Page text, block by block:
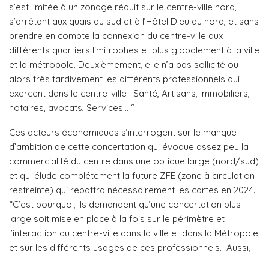
s’est limitée à un zonage réduit sur le centre-ville nord,
s’arrêtant aux quais au sud et à l’Hôtel Dieu au nord, et sans
prendre en compte la connexion du centre-ville aux
différents quartiers limitrophes et plus globalement à la ville
et la métropole. Deuxièmement, elle n’a pas sollicité ou
alors très tardivement les différents professionnels qui
exercent dans le centre-ville : Santé, Artisans, Immobiliers,
notaires, avocats, Services… “
Ces acteurs économiques s’interrogent sur le manque
d’ambition de cette concertation qui évoque assez peu la
commercialité du centre dans une optique large (nord/sud)
et qui élude complétement la future ZFE (zone à circulation
restreinte) qui rebattra nécessairement les cartes en 2024.
“C’est pourquoi, ils demandent qu’une concertation plus
large soit mise en place à la fois sur le périmètre et
l’interaction du centre-ville dans la ville et dans la Métropole
et sur les différents usages de ces professionnels. Aussi,